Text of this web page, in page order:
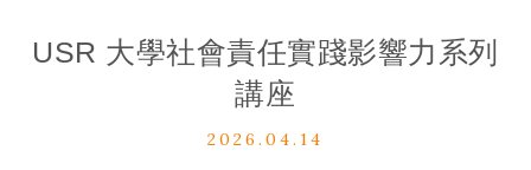
USR 大學社會責任實踐影響力系列
講座
2026.04.14